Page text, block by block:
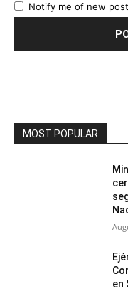
Notify me of new
MOST POPULAR
en